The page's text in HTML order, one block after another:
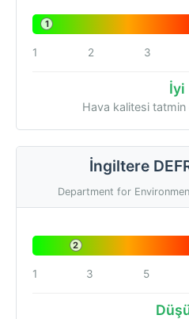
1
1 2 3
İyi
Hava kalitesi
İngiltere
Department for
2
1 3 5